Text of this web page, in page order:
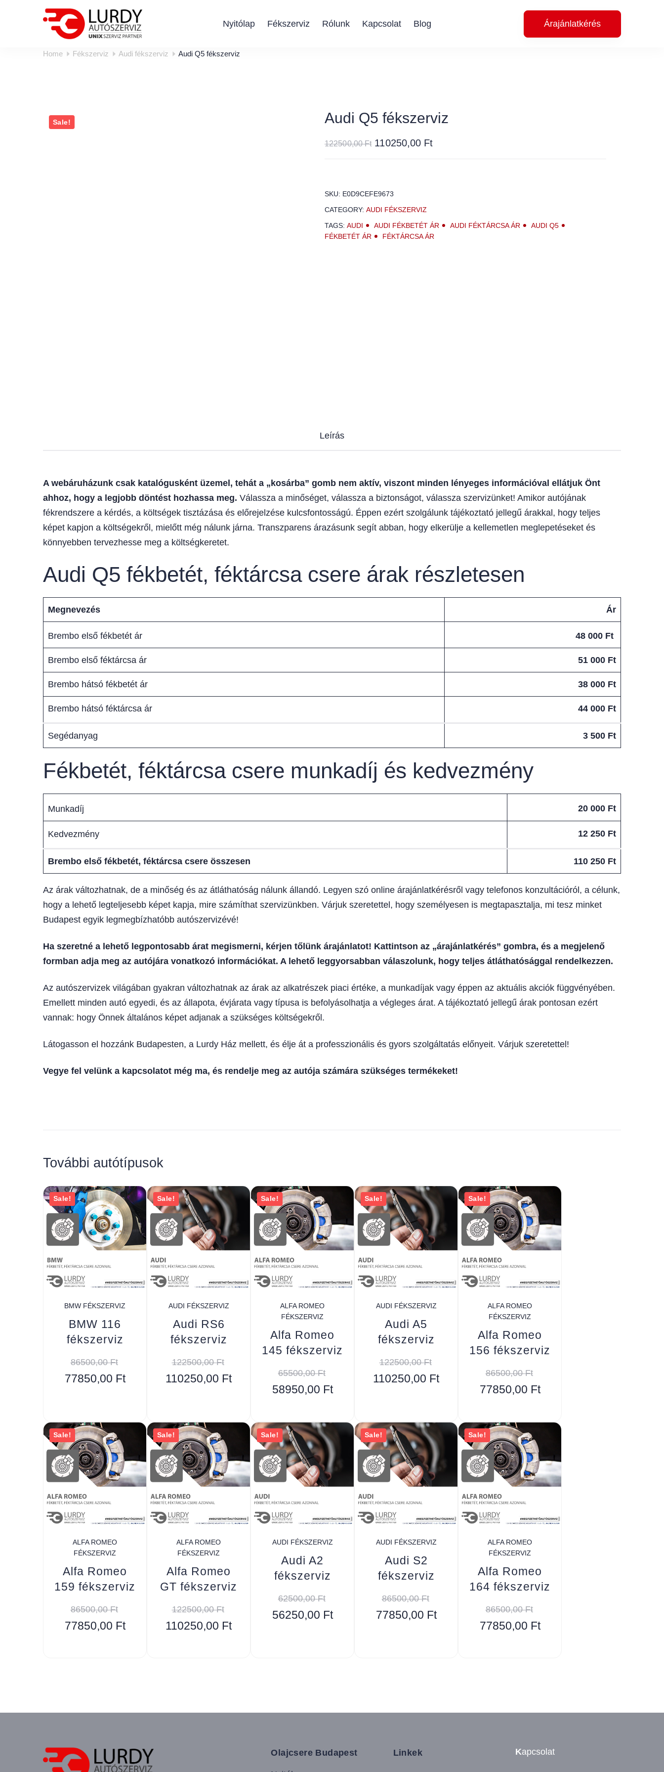
Nyitólap Fékszerviz Rólunk Kapcsolat Blog Árajánlatkérés
Home Fékszerviz Audi fékszerviz Audi Q5 fékszerviz
Sale! Audi Q5 fékszerviz
122500,00Ft 110250,00 Ft
SKU: E0D9CEFE9673
CATEGORY: AUDI FÉKSZERVIZ
TAGS: AUDI AUDI FÉKBETÉT ÁR AUDI FÉKTÁRCSA ÁR
AUDI Q5
FÉKBETÉT ÁR
FÉKTÁRCSA ÁR
Leírás
A webáruházunk csak katalógusként üzemel, tehát a „kosárba” gomb nem aktív, viszont minden lényeges információval ellátjuk Önt
ahhoz, hogy a legjobb döntést hozhassa meg. Válassza a minőséget, válassza a biztonságot, válassza szervizünket! Amikor autójának
fékrendszere a kérdés, a költségek tisztázása és előrejelzése kulcsfontosságú. Éppen ezért szolgálunk tájékoztató jellegű árakkal, hogy teljes
képet kapjon a költségekről, mielőtt még nálunk járna. Transzparens árazásunk segít abban, hogy elkerülje a kellemetlen meglepetéseket és
könnyebben tervezhesse meg a költségkeretet.
Audi Q5 fékbetét, féktárcsa csere árak részletesen
Megnevezés Ár
Brembo első fékbetét ár 48 000 Ft
Brembo első féktárcsa ár 51 000 Ft
Brembo hátsó fékbetét ár 38 000 Ft
Brembo hátsó féktárcsa ár 44 000 Ft
Segédanyag 3 500 Ft
Fékbetét, féktárcsa csere munkadíj és kedvezmény
Munkadíj 20 000 Ft
Kedvezmény 12 250 Ft
Brembo első fékbetét, féktárcsa csere összesen 110 250 Ft
Az árak változhatnak, de a minőség és az átláthatóság nálunk állandó. Legyen szó online árajánlatkérésről vagy telefonos konzultációról, a célunk,
hogy a lehető legteljesebb képet kapja, mire számíthat szervizünkben. Várjuk szeretettel, hogy személyesen is megtapasztalja, mi tesz minket
Budapest egyik legmegbízhatóbb autószervizévé!
Ha szeretné a lehető legpontosabb árat megismerni, kérjen tőlünk árajánlatot! Kattintson az „árajánlatkérés” gombra, és a megjelenő
formban adja meg az autójára vonatkozó információkat. A lehető leggyorsabban válaszolunk, hogy teljes átláthatósággal rendelkezzen.
Az autószervizek világában gyakran változhatnak az árak az alkatrészek piaci értéke, a munkadíjak vagy éppen az aktuális akciók függvényében.
Emellett minden autó egyedi, és az állapota, évjárata vagy típusa is befolyásolhatja a végleges árat. A tájékoztató jellegű árak pontosan ezért
vannak: hogy Önnek általános képet adjanak a szükséges költségekről.
Látogasson el hozzánk Budapesten, a Lurdy Ház mellett, és élje át a professzionális és gyors szolgáltatás előnyeit. Várjuk szeretettel!
Vegye fel velünk a kapcsolatot még ma, és rendelje meg az autója számára szükséges termékeket!
További autótípusok
Sale!
BMW FÉKSZERVIZ
BMW 116
fékszerviz
86500,00Ft
77850,00 Ft
Sale!
AUDI FÉKSZERVIZ
Audi RS6
fékszerviz
122500,00Ft
110250,00 Ft
Sale!
ALFA ROMEO
FÉKSZERVIZ
Alfa Romeo
145 fékszerviz
65500,00Ft
58950,00 Ft
Sale!
AUDI FÉKSZERVIZ
Audi A5
fékszerviz
122500,00Ft
110250,00 Ft
Sale!
ALFA ROMEO
FÉKSZERVIZ
Alfa Romeo
156 fékszerviz
86500,00Ft
77850,00 Ft
Sale!
ALFA ROMEO
FÉKSZERVIZ
Alfa Romeo
159 fékszerviz
86500,00Ft
77850,00 Ft
Sale!
ALFA ROMEO
FÉKSZERVIZ
Alfa Romeo
GT fékszerviz
122500,00Ft
110250,00 Ft
Sale!
AUDI FÉKSZERVIZ
Audi A2
fékszerviz
62500,00Ft
56250,00 Ft
Sale!
AUDI FÉKSZERVIZ
Audi S2
fékszerviz
86500,00Ft
77850,00 Ft
Sale!
ALFA ROMEO
FÉKSZERVIZ
Alfa Romeo
164 fékszerviz
86500,00Ft
77850,00 Ft
Olajcsere Budapest Linkek Kapcsolat